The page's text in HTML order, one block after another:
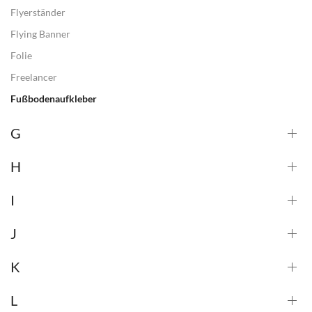
Flyerständer
Flying Banner
Folie
Freelancer
Fußbodenaufkleber
G
H
I
J
K
L